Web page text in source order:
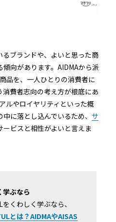
ブランドや、よいと思った商
向があります。AIDMAから派
品を、一人ひとりの消費者に
費者志向の考え方が根底にあ
ルやロイヤリティといった概
に落とし込んでいるため、 サ
ービスと相性がよいと言えま
学ぶなら
くわしく学ぶなら、
とは？AIDMAやAISAS